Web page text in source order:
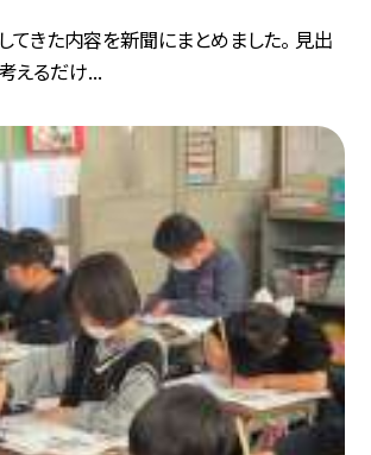
きた内容を新聞にまとめました。 見出
えるだけ...